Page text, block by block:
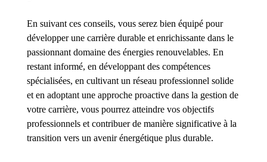
En suivant ces conseils, vous serez bien équipé pour
développer une carrière durable et enrichissante dans le
passionnant domaine des énergies renouvelables. En
restant informé, en développant des compétences
spécialisées, en cultivant un réseau professionnel solide
et en adoptant une approche proactive dans la gestion de
votre carrière, vous pourrez atteindre vos objectifs
professionnels et contribuer de manière significative à la
transition vers un avenir énergétique plus durable.